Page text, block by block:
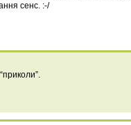
сенс. :-/